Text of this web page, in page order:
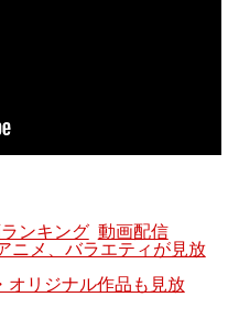
ンキング 動画配信
ニメ、バラエティが見放
オリジナル作品も見放